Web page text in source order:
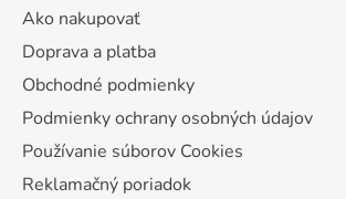
Ako nakupovať
Doprava a platba
Obchodné podmienky
Podmienky ochrany osobných údajov
Používanie súborov Cookies
Reklamačný poriadok